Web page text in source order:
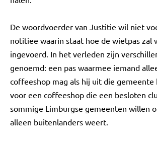
De woordvoerder van Justitie wil niet
notitiee waarin staat hoe de wietpas zal
ingevoerd. In het verleden zijn
genoemd: een pas waarmee iemand
coffeeshop mag als hij uit die gemeente
voor een coffeeshop die een besloten
sommige Limburgse gemeenten willen
alleen buitenlanders weert.